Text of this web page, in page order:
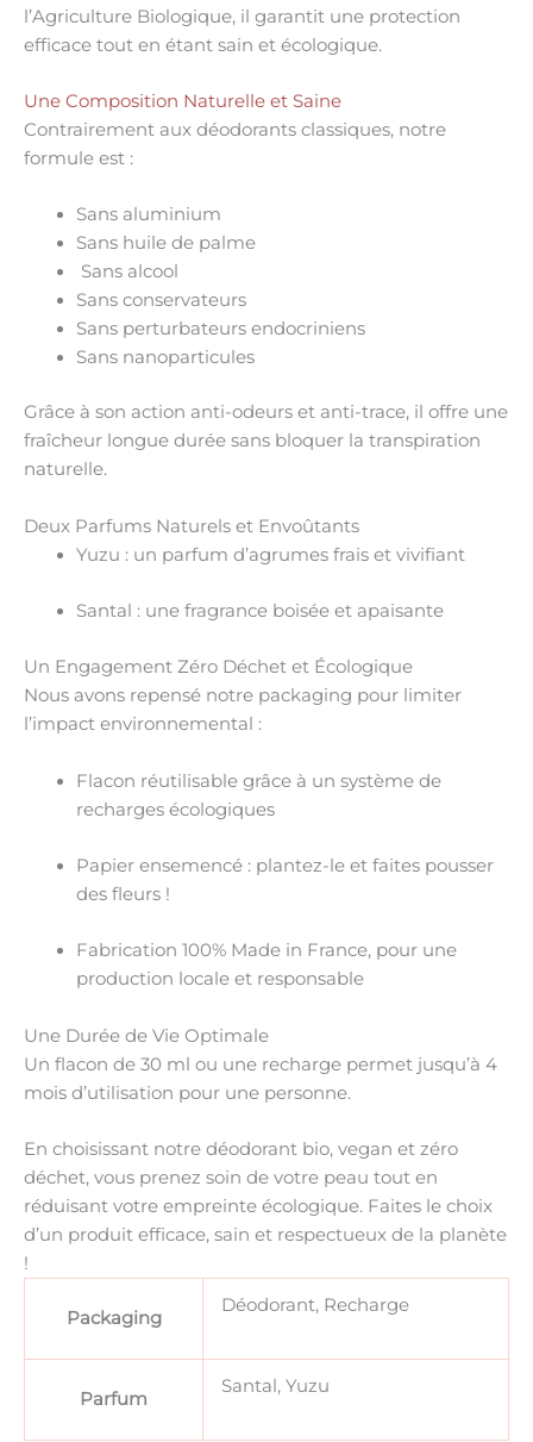
l’Agriculture Biologique, il garantit une protection
efficace tout en étant sain et écologique.
Une Composition Naturelle et Saine
Contrairement aux déodorants classiques, notre
formule est :
Sans aluminium
Sans huile de palme
Sans alcool
Sans conservateurs
Sans perturbateurs endocriniens
Sans nanoparticules
Grâce à son action anti-odeurs et anti-trace, il offre une
fraîcheur longue durée sans bloquer la transpiration
naturelle.
Deux Parfums Naturels et Envoûtants
Yuzu : un parfum d’agrumes frais et vivifiant
Santal : une fragrance boisée et apaisante
Un Engagement Zéro Déchet et Écologique
Nous avons repensé notre packaging pour limiter
l’impact environnemental :
Flacon réutilisablegrâce à un système de
recharges écologiques
Papier ensemencé: plantez-le et faites pousser
des fleurs !
Fabrication 100% Made in France, pour une
production locale et responsable
Une Durée de Vie Optimale
Un flacon de 30 ml ou une recharge permet jusqu’à 4
mois d’utilisation pour une personne.
En choisissant notre déodorant bio, vegan et zéro
déchet, vous prenez soin de votre peau tout en
réduisant votre empreinte écologique. Faites le choix
d’un produit efficace, sain et respectueux de la planète
!
Packaging
Déodorant, Recharge
Parfum
Santal, Yuzu